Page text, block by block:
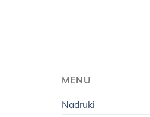
MENU
Nadruki